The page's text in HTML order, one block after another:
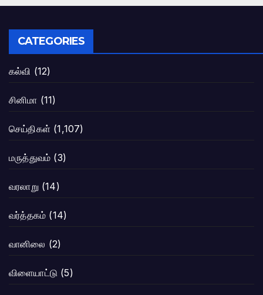
CATEGORIES
கல்வி (12)
சினிமா (11)
செய்திகள் (1,107)
மருத்துவம் (3)
வரலாறு (14)
வர்த்தகம் (14)
வானிலை (2)
விளையாட்டு (5)